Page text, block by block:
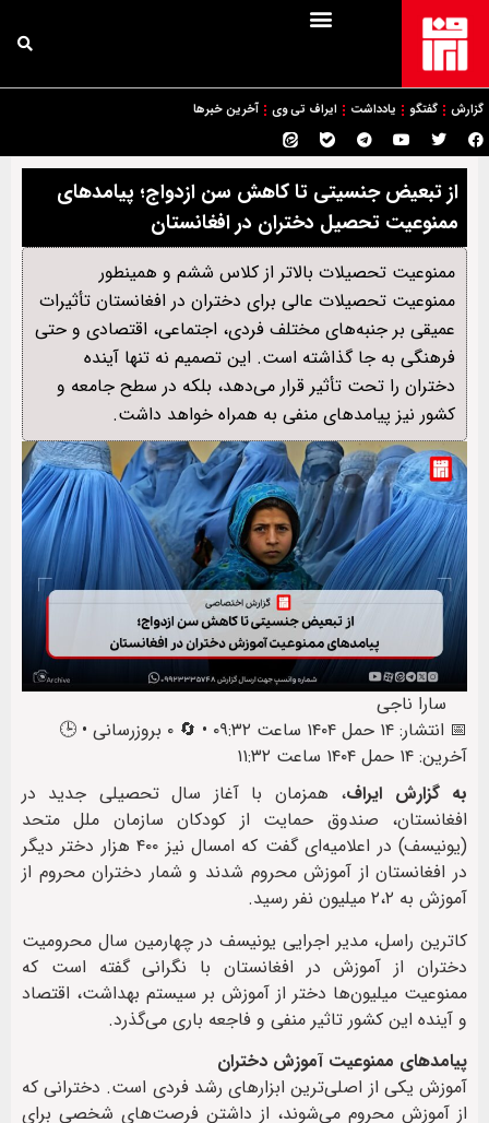
گزارش گفتگو یادداشت ایراف تی وی آخرین خبرها
از تبعیض جنسیتی تا کاهش سن ازدواج؛ پیامدهای
ممنوعیت تحصیل دختران در افغانستان
ممنوعیت تحصیلات بالاتر از کلاس ششم و همینطور
ممنوعیت تحصیلات عالی برای دختران در افغانستان تأثیرات
عمیقی بر جنبه‌های مختلف فردی، اجتماعی، اقتصادی و حتی
فرهنگی به جا گذاشته است. این تصمیم نه تنها آینده
دختران را تحت تأثیر قرار می‌دهد، بلکه در سطح جامعه و
کشور نیز پیامدهای منفی به همراه خواهد داشت.
سارا ناجی
📅 انتشار: ۱۴ حمل ۱۴۰۴ ساعت ۰۹:۳۲ • 🔄 ۰ بروزرسانی • 🕒
آخرین: ۱۴ حمل ۱۴۰۴ ساعت ۱۱:۳۲
به گزارش ایراف، همزمان با آغاز سال تحصیلی جدید در
افغانستان، صندوق حمایت از کودکان سازمان ملل متحد
(یونیسف) در اعلامیه‌ای گفت که امسال نیز ۴۰۰ هزار دختر دیگر
در افغانستان از آموزش محروم شدند و شمار دختران محروم از
آموزش به ۲،۲ میلیون نفر رسید.
کاترین راسل، مدیر اجرایی یونیسف در چهارمین سال محرومیت
دختران از آموزش در افغانستان با نگرانی گفته است که
ممنوعیت میلیون‌ها دختر از آموزش بر سیستم بهداشت، اقتصاد
و آینده این کشور تاثیر منفی و فاجعه باری می‌گذرد.
پیامدهای ممنوعیت آموزش دختران
آموزش یکی از اصلی‌ترین ابزارهای رشد فردی است. دخترانی که
از آموزش محروم می‌شوند، از داشتن فرصت‌های شخصی برای